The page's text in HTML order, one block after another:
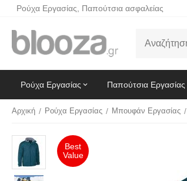
Ρούχα Εργασίας, Παπούτσια ασφαλείας
Ρούχα Εργασίας Παπούτσια Εργασίας
Αρχική / Ρούχα Εργασίας / Μπουφάν Εργασίας /
Value